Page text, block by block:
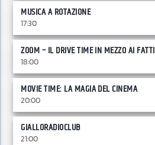
MUSICA A ROTAZIONE
17:30
ZOOM – IL DRIVE TIME IN MEZZO AI FATTI
18:00
MOVIE TIME: LA MAGIA DEL CINEMA
20:00
GIALLORADIOCLUB
21:00